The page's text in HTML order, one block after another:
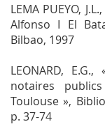
LEMA PUEYO, J.L.,
Alfonso I El
Bilbao, 1997
LEONARD,
notaires
Toulouse »,
p. 37-74